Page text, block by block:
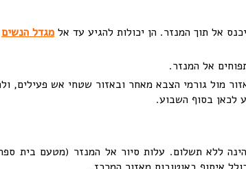
אל תוך המנזר. הן יכולות להגיע עד אל מגדל הנשים
אל המנזר.
מול גורמי הצבא מאחר ובאזור שטחי אש פעילים,
לכאן בסוף השבוע.
ללא תשלום. עלות סיור אל המנזר (מטעם בית